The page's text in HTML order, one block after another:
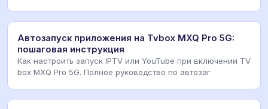
Автозапуск приложения на Tvbox MXQ Pro 5G:
пошаговая инструкция
Как настроить запуск IPTV или YouTube при включении TV
box MXQ Pro 5G. Полное руководство по автозаг